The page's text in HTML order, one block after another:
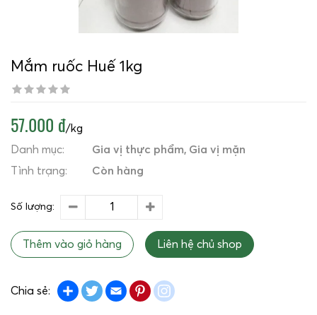
Mắm ruốc Huế 1kg
57.000 đ/kg
Danh mục:
Gia vị thực phẩm Gia vị mặn
Tình trạng:
Còn hàng
Số lượng:
Thêm vào giỏ hàng Liên hệ chủ shop
Chia sẻ: Share TwitterEmail Pinterest